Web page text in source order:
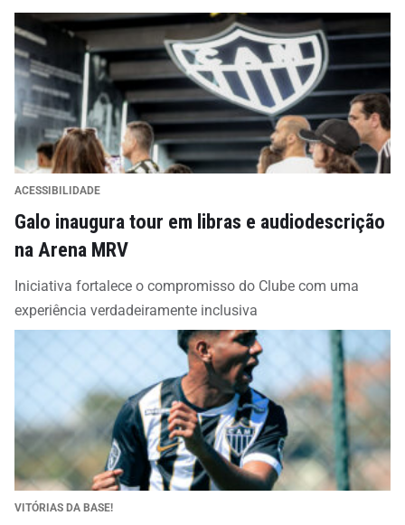
ACESSIBILIDADE
Galo inaugura tour em libras e audiodescrição
na Arena MRV
Iniciativa fortalece o compromisso do Clube com uma
experiência verdadeiramente inclusiva
VITÓRIAS DA BASE!